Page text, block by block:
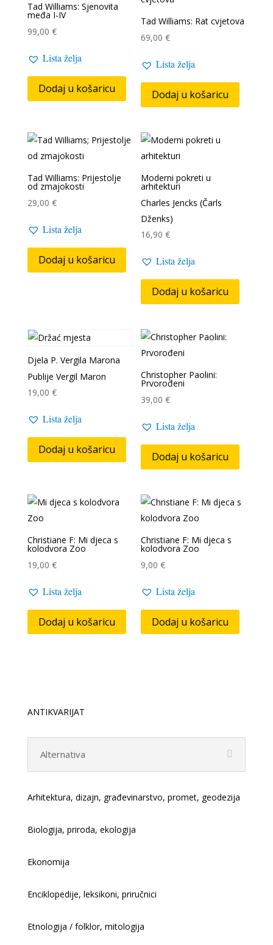
Tad Williams: Sjenovita
međa I-IV
99,00 €
Lista želja
Dodaj u košaricu
Tad Williams: Rat cvjetova
69,00€
Lista želja
Dodaj u košaricu
Tad Williams: Prijestolje
od zmajokosti
29,00 €
Lista želja
Dodaj u košaricu
Moderni pokreti u
arhitekturi
Charles Jencks (Čarls
Dženks)
16,90€
Lista želja
Dodaj u košaricu
Djela P. Vergila Marona
Publije Vergil Maron
19,00 €
Lista želja
Dodaj u košaricu
Christopher Paolini:
Prvorođeni
39,00€
Lista želja
Dodaj u košaricu
Christiane F: Mi djeca s
kolodvora Zoo
19,00 €
Lista želja
Dodaj u košaricu
Christiane F: Mi djeca s
kolodvora Zoo
9,00€
Lista želja
Dodaj u košaricu
ANTIKVARIJAT
Alternativa
Arhitektura, dizajn, građevinarstvo, promet, geodezija
Biologija, priroda, ekologija
Ekonomija
Enciklopedije, leksikoni, priručnici
Etnologija / folklor, mitologija